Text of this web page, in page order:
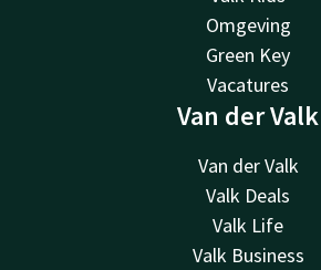
Omgeving
Green Key
Vacatures
Van der Valk
Van der Valk
Valk Deals
Valk Life
Valk Business